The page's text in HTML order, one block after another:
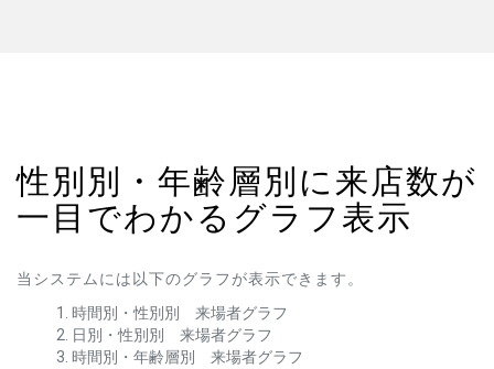
性別別・年齢層別に来店数が
一目でわかるグラフ表示
当システムには以下のグラフが表示できます。
時間別・性別別 来場者グラフ
日別・性別別 来場者グラフ
時間別・年齢層別 来場者グラフ